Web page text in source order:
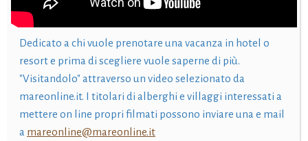
Dedicato a chi vuole prenotare una vacanza in hotel o
resort e prima di scegliere vuole saperne di più.
"Visitandolo" attraverso un video selezionato da
mareonline.it. I titolari di alberghi e villaggi interessati a
mettere on line propri filmati possono inviare una e mail
a mareonline@mareonline.it